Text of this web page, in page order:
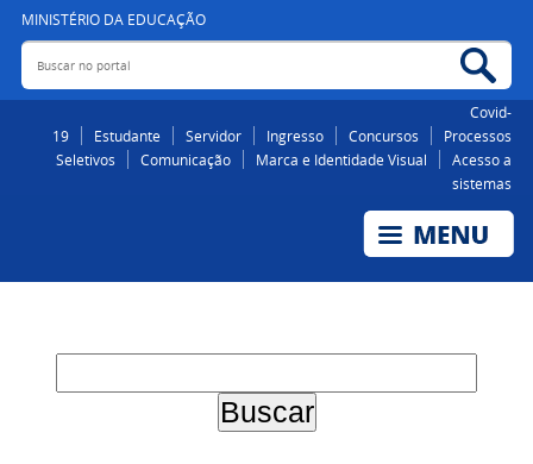
MINISTÉRIO DA EDUCAÇÃO
Buscar no portal
Covid-
19
Estudante Servidor Ingresso Concursos
Processos
Seletivos
Comunicação Marca e Identidade Visual
Acesso a
sistemas